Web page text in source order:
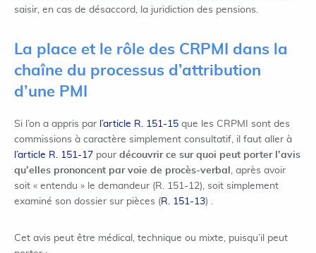
saisir, en cas de désaccord, la juridiction des pensions.
La place et le rôle des CRPMI dans la
chaîne du processus d’attribution
d’une PMI
Si l’on a appris par l’article R. 151-15 que les CRPMI sont des
commissions à caractère simplement consultatif, il faut aller à
l’article R. 151-17 pour découvrir ce sur quoi peut porter l’avis
qu’elles prononcent par voie de procès-verbal , après avoir
soit « entendu » le demandeur (R. 151-12), soit simplement
examiné son dossier sur pièces (R. 151-13) .
Cet avis peut être médical, technique ou mixte, puisqu’il peut